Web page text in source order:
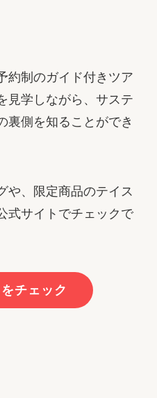
約制のガイド付きツア
見学しながら、サステ
裏側を知ることができ
や、限定商品のテイス
式サイトでチェックで
チェック